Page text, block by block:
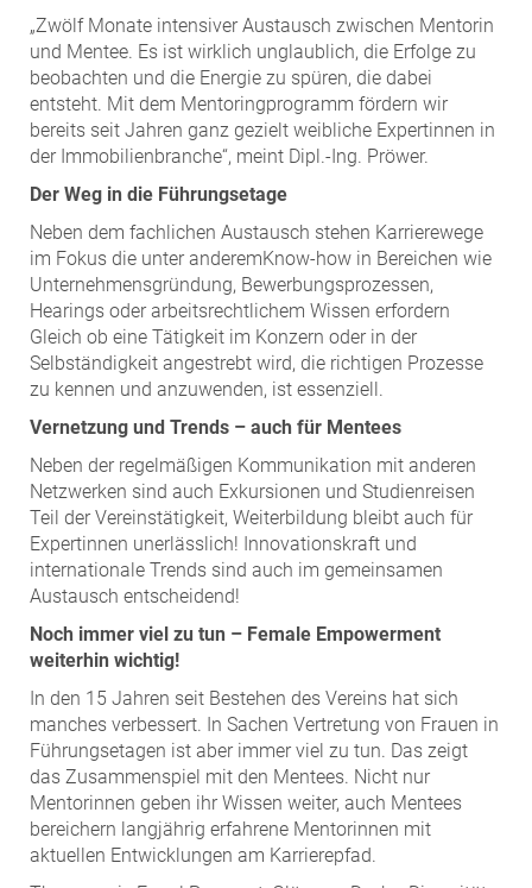
„Zwölf Monate intensiver Austausch zwischen Mentorin
und Mentee. Es ist wirklich unglaublich, die Erfolge zu
beobachten und die Energie zu spüren, die dabei
entsteht. Mit dem Mentoringprogramm fördern wir
bereits seit Jahren ganz gezielt weibliche Expertinnen in
der Immobilienbranche“, meint Dipl.-Ing. Pröwer.
Der Weg in die Führungsetage
Neben dem fachlichen Austausch stehen Karrierewege
im Fokus die unter anderemKnow-how in Bereichen wie
Unternehmensgründung, Bewerbungsprozessen,
Hearings oder arbeitsrechtlichem Wissen erfordern
Gleich ob eine Tätigkeit im Konzern oder in der
Selbständigkeit angestrebt wird, die richtigen Prozesse
zu kennen und anzuwenden, ist essenziell.
Vernetzung und Trends – auch für Mentees
Neben der regelmäßigen Kommunikation mit anderen
Netzwerken sind auch Exkursionen und Studienreisen
Teil der Vereinstätigkeit, Weiterbildung bleibt auch für
Expertinnen unerlässlich! Innovationskraft und
internationale Trends sind auch im gemeinsamen
Austausch entscheidend!
Noch immer viel zu tun – Female Empowerment
weiterhin wichtig!
In den 15 Jahren seit Bestehen des Vereins hat sich
manches verbessert. In Sachen Vertretung von Frauen in
Führungsetagen ist aber immer viel zu tun. Das zeigt
das Zusammenspiel mit den Mentees. Nicht nur
Mentorinnen geben ihr Wissen weiter, auch Mentees
bereichern langjährig erfahrene Mentorinnen mit
aktuellen Entwicklungen am Karrierepfad.